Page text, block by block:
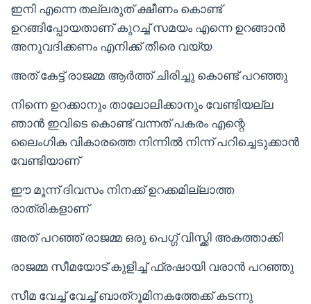
ഇനി എന്നെ തല്ലരുത് ക്ഷീണം കൊണ്ട്
ഉറങ്ങിപ്പോയതാണ് കുറച്ച് സമയം എന്നെ ഉറങ്ങാൻ
അനുവദിക്കണം എനിക്ക് തീരെ വയ്യ
അത് കേട്ട് രാജമ്മ ആർത്ത് ചിരിച്ചു കൊണ്ട് പറഞ്ഞു
നിന്നെ ഉറക്കാനും താലോലിക്കാനും വേണ്ടിയല്ല
ഞാൻ ഇവിടെ കൊണ്ട് വന്നത് പകരം എന്റെ
ലൈംഗിക വികാരത്തെ നിന്നിൽ നിന്ന് പറിച്ചെടുക്കാൻ
വേണ്ടിയാണ്
ഈ മൂന്ന് ദിവസം നിനക്ക് ഉറക്കമില്ലാത്ത
രാത്രികളാണ്
അത് പറഞ്ഞ് രാജമ്മ ഒരു പെഗ്ഗ് വിസ്ക്കി അകത്താക്കി
രാജമ്മ സീമയോട് കുളിച്ച് ഫ്രഷായി വരാൻ പറഞ്ഞു
സീമ വേച്ച് വേച്ച് ബാത്റൂമിനകത്തേക്ക് കടന്നു